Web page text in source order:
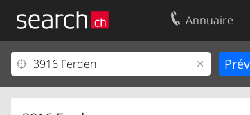
Annuaire
Votre inscription
Centre clients
Mentions Légales